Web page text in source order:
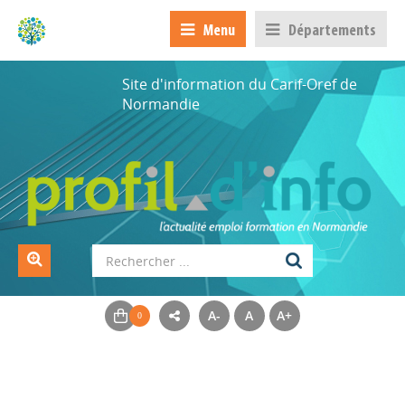
Menu Départements
Site d'information du Carif-Oref de
Normandie
A- A A+